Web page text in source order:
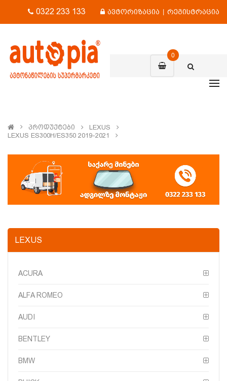
0322 233 133 ავტორიზაცია | რეგისტრაცია
0
Პროდუქტები
LEXUS
LEXUS ES300H/ES350 2019-2021
LEXUS
ACURA
ALFA ROMEO
AUDI
BENTLEY
BMW